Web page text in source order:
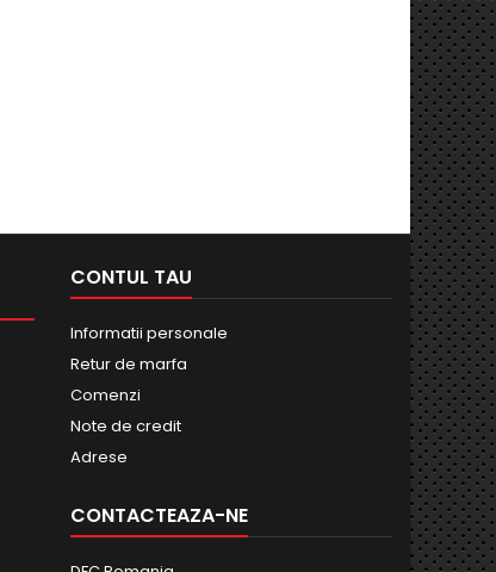
CONTUL TAU
Informatii personale
Retur de marfa
Comenzi
Note de credit
Adrese
CONTACTEAZA-NE